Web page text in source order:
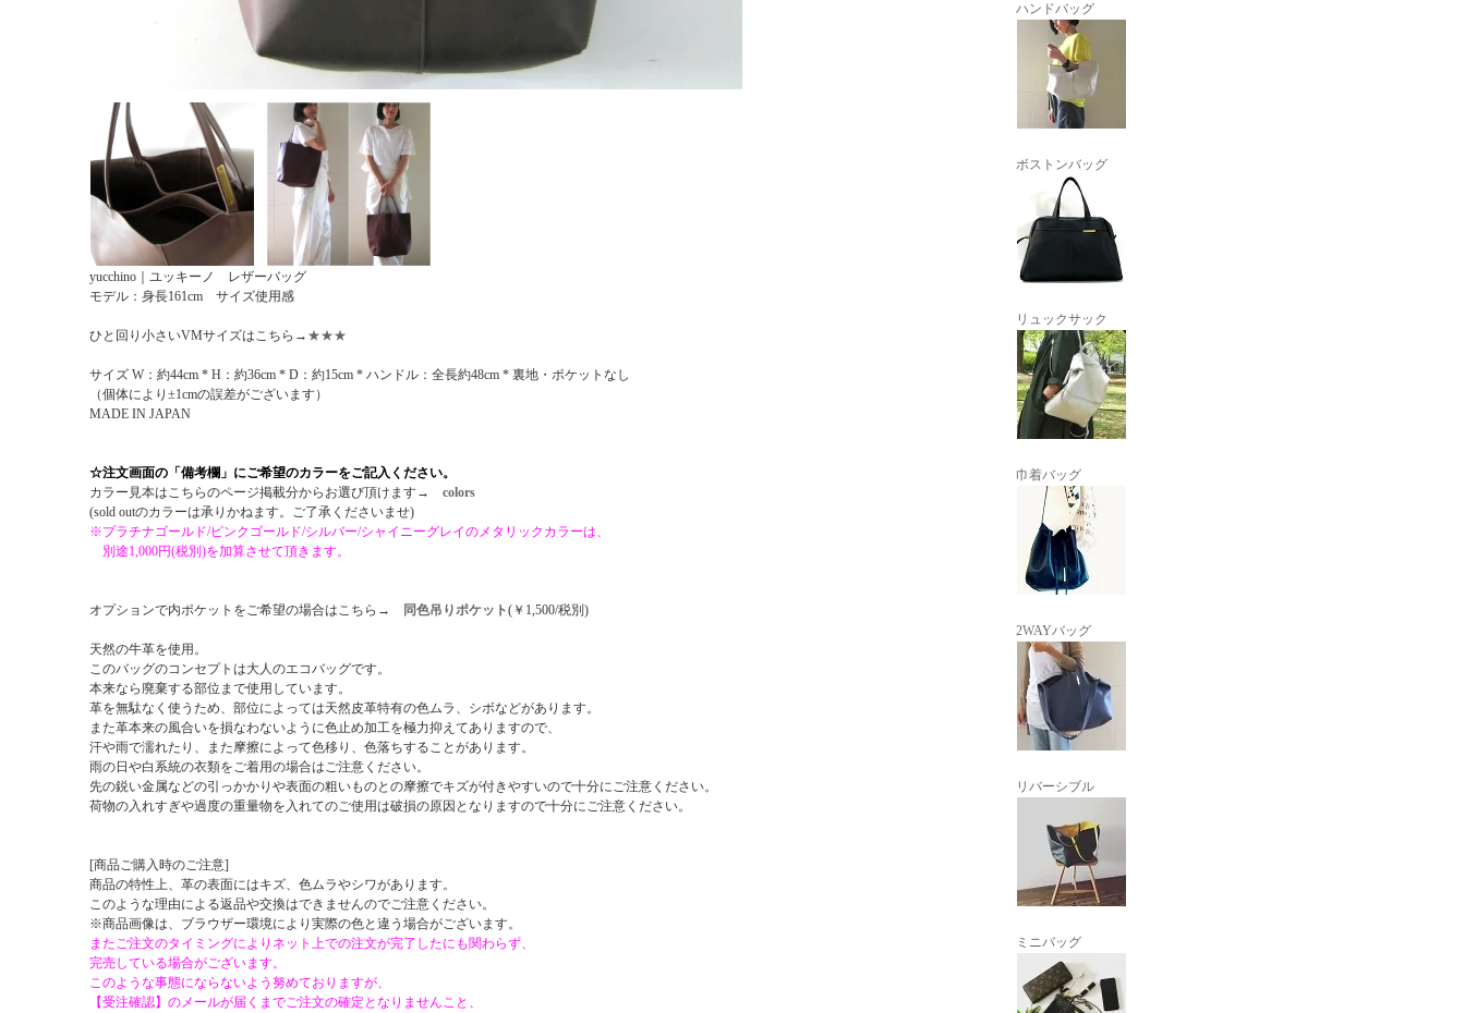
yucchino｜ユッキーノ レザーバッグ
モデル：身長161cm サイズ使用感
ひと回り小さいVMサイズはこちら→ ★★★
サイズ W：約44cm * H：約36cm * D：約15cm * ハンドル：全長約48cm * 裏地・ポケットなし
（個体により±1cmの誤差がございます）
MADE IN JAPAN
☆注文画面の「備考欄」にご希望のカラーをご記入ください。
カラー見本はこちらのページ掲載分からお選び頂けます→ colors
(sold outのカラーは承りかねます。ご了承くださいませ)
※プラチナゴールド/ピンクゴールド/シルバー/シャイニーグレイのメタリックカラーは、
別途1,000円(税別)を加算させて頂きます。
オプションで内ポケットをご希望の場合はこちら→ 同色吊りポケット(￥1,500/税別)
天然の牛革を使用。
このバッグのコンセプトは大人のエコバッグです。
本来なら廃棄する部位まで使用しています。
革を無駄なく使うため、部位によっては天然皮革特有の色ムラ、シボなどがあります。
また革本来の風合いを損なわないように色止め加工を極力抑えてありますので、
汗や雨で濡れたり、また摩擦によって色移り、色落ちすることがあります。
雨の日や白系統の衣類をご着用の場合はご注意ください。
先の鋭い金属などの引っかかりや表面の粗いものとの摩擦でキズが付きやすいので十分にご注意ください。
荷物の入れすぎや過度の重量物を入れてのご使用は破損の原因となりますので十分にご注意ください。
[商品ご購入時のご注意]
商品の特性上、革の表面にはキズ、色ムラやシワがあります。
このような理由による返品や交換はできませんのでご注意ください。
※商品画像は、ブラウザー環境により実際の色と違う場合がございます。
またご注文のタイミングによりネット上での注文が完了したにも関わらず、
完売している場合がございます。
このような事態にならないよう努めておりますが、
【受注確認】のメールが届くまでご注文の確定となりませんこと、
ハンドバッグ
ボストンバッグ
リュックサック
巾着バッグ
2WAYバッグ
リバーシブル
ミニバッグ